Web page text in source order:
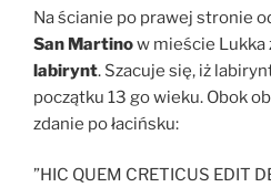
Na ścianie po prawej stronie
San Martinow mieście Lukka
labirynt. Szacuje się, iż
początku 13 go wieku. Obok
zdanie po łacińsku:
”HIC QUEM CRETICUS EDIT